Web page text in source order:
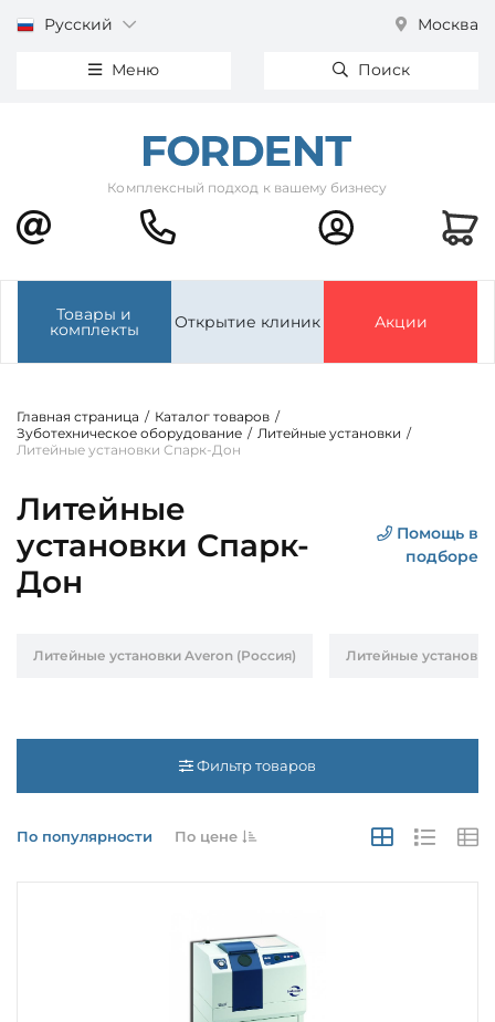
Русский Москва
Меню Поиск
Комплексный подход к вашему бизнесу
Товары и
комплекты Открытие клиник Акции
Главная страница / Каталог товаров /
Зуботехническое оборудование / Литейные установки /
Литейные установки Спарк-Дон
Литейные
установки Спарк-
Дон
Помощь в
подборе
Литейные установки Averon (Россия) Литейные
Фильтр товаров
По популярности По цене